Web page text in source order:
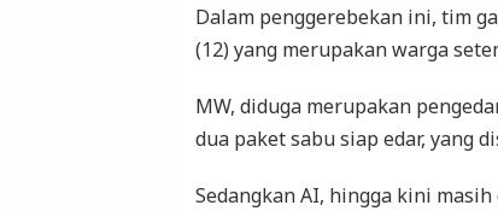
Dalam penggerebekan ini, tim
(12) yang merupakan warga
MW, diduga merupakan
dua paket sabu siap edar, yang
Sedangkan AI, hingga kini